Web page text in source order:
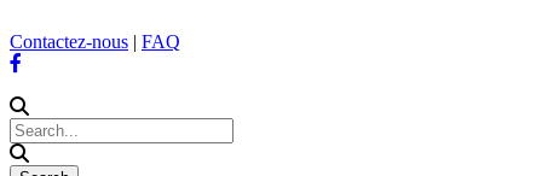
Contactez-nous | FAQ